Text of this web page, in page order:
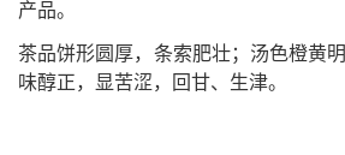
产品。
茶品饼形圆厚，条索肥壮；汤色橙黄
味醇正，显苦涩，回甘、生津。